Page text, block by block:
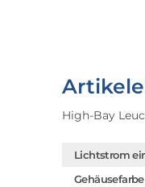
High-Bay
Lichtstrom
Gehäusefarbe